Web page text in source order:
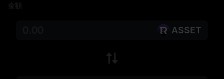
金額
ASSET